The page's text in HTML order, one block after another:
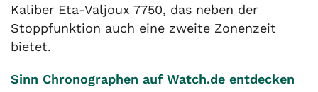
Kaliber Eta-Valjoux 7750, das neben der
Stoppfunktion auch eine zweite Zonenzeit
bietet.
Sinn Chronographen auf Watch.de entdecken